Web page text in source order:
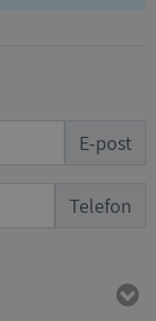
E-post
Telefon